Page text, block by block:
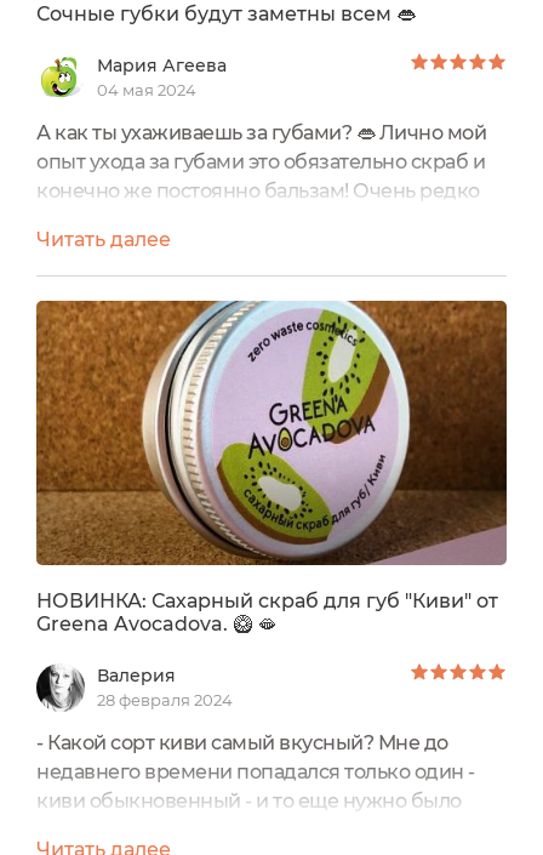
Сочные губки будут заметны всем 👄
Мария Агеева
04 мая 2024
А как ты ухаживаешь за губами? 👄 Лично мой
опыт ухода за губами это обязательно скраб и
конечно же постоянно бальзам! Очень редко
карандашами.Приобрела себе от торговой
марки Greena Avocadova Сахарный скраб для
губ "Киви", ранее с данным производителем я
не была так близко знакома, но очень много
слышала положительных отзывов. Решила
купить себе!)Хочу обратить внимание...
Читать далее
НОВИНКА: Сахарный скраб для губ "Киви" от
Greena Avocadova. 🥝 🫦
Валерия
28 февраля 2024
- Какой сорт киви самый вкусный? Мне до
недавнего времени попадался только один -
киви обыкновенный - и то еще нужно было
Читать далее